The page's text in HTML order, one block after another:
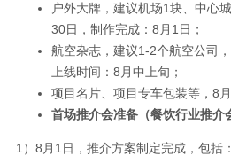
户外大牌，建议机场1块、中心
30日，制作完成：8月1日；
航空杂志，建议1-2个航空公司
上线时间：8月中上旬；
项目名片、项目专车包装等，8
首场推介会准备（餐饮行业推介
1）8月1日，推介方案制定完成，包括